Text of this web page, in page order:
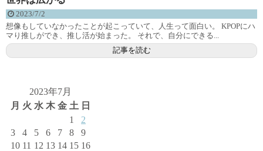
2023/7/2
想像もしていなかったことが起こっていて、人生って面白い。 KPOPにハ
マり推しができ、推し活が始まった。 それで、自分にできる...
記事を読む
2023年7月
月 火 水 木 金 土 日
1
2
3
4 5 6 7 8
9
10 11 12 13 14 15 16